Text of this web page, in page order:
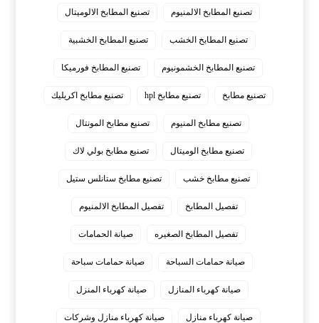
تصنيع المطابخ الالمنيوم تصنيع المطابخ الالوميتال
تصنيع المطابخ الخشب تصنيع المطابخ الخشبية
تصنيع المطابخ الخشمونيوم تصنيع المطابخ فورميكا
تصنيع مطابخ تصنيع مطابخ hpl تصنيع مطابخ اكريليك
تصنيع مطابخ المنيوم تصنيع مطابخ المونتال
تصنيع مطابخ الوميتال تصنيع مطابخ بولي لاك
تصنيع مطابخ خشب تصنيع مطابخ ستانلس ستيل
تفصيل المطابخ تفصيل المطابخ الالمنيوم
تفصيل المطابخ الصغيره صيانة الحمامات
صيانة حمامات السباحة صيانة حمامات سباحة
صيانة كهرباء المنازل صيانة كهرباء المنزل
صيانة كهرباء منازل صيانة كهرباء منازل وشركات